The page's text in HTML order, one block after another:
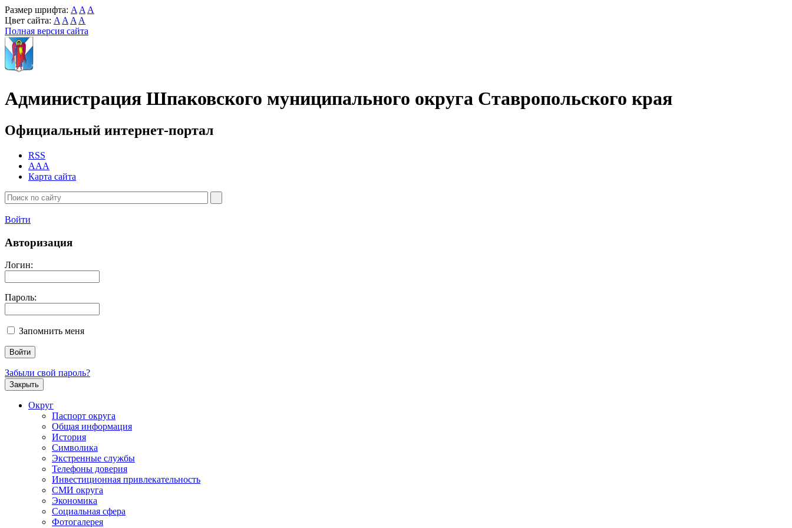
Размер шрифта: A A A
Цвет сайта: A A A A
Полная версия сайта
Администрация Шпаковского муниципального округа Ставропольского края
Официальный интернет-портал
RSS
AAA
Карта сайта
Войти
Авторизация
Логин:
Пароль:
Запомнить меня
Забыли свой пароль?
Закрыть
Округ
Паспорт округа
Общая информация
История
Символика
Экстренные службы
Телефоны доверия
Инвестиционная привлекательность
СМИ округа
Экономика
Социальная сфера
Фотогалерея